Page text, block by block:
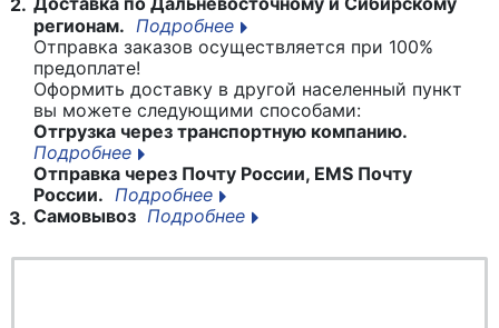
2.
регионам. Подробнее
Отправка заказов осуществляется при 100%
предоплате!
Оформить доставку в другой населенный пункт
вы можете следующими способами:
Отгрузка через транспортную компанию.
Подробнее
Отправка через Почту России, EMS Почту
России. Подробнее
3. Самовывоз Подробнее